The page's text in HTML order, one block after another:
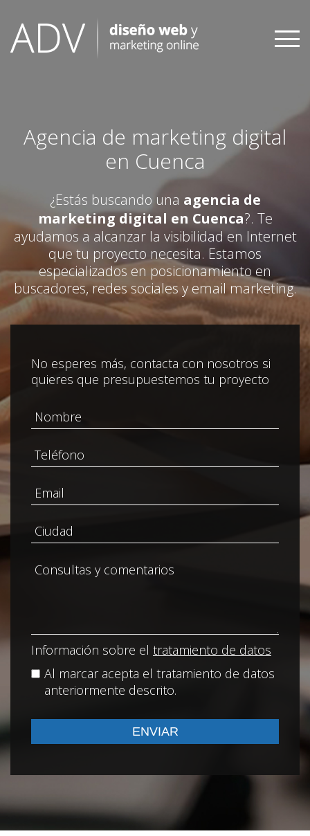
content
Agencia de marketing digital
en Cuenca
¿Estás buscando una agencia de
marketing digital en Cuenca?. Te
ayudamos a alcanzar la visibilidad en Internet
que tu proyecto necesita. Estamos
especializados en posicionamiento en
buscadores, redes sociales y email marketing.
No esperes más, contacta con nosotros si
quieres que presupuestemos tu proyecto
Información sobre el tratamiento de datos
Al marcar acepta el tratamiento de datos
anteriormente descrito.